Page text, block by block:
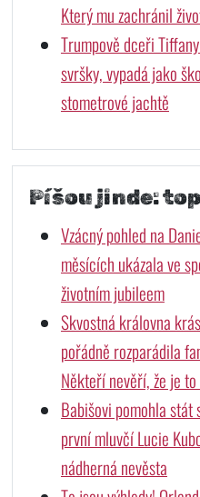
Který mu zachránil
Trumpově dceři
svršky, vypadá jako
stometrové jachtě
Píšou jinde:
Vzácný pohled na
měsících ukázala ve
životním jubileem
Skvostná královna
pořádně rozparádila
Někteří nevěří, že je to
Babišovi pomohla stát
první mluvčí Lucie
nádherná nevěsta